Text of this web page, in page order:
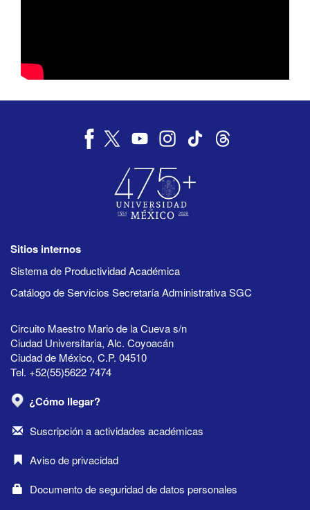
Sitios internos
Sistema de Productividad Académica
Catálogo de Servicios Secretaría Administrativa SGC
Circuito Maestro Mario de la Cueva s/n
Ciudad Universitaria, Alc. Coyoacán
Ciudad de México, C.P. 04510
Tel. +52(55)5622 7474
¿Cómo llegar?
Suscripción a actividades académicas
Aviso de privacidad
Documento de seguridad de datos personales